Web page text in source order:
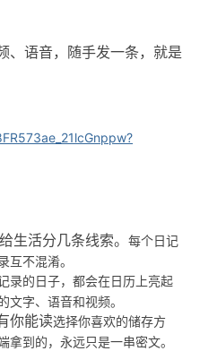
、语音，随手发一条，就是
生活分几条线索。 每个日记
互不混淆。
录的日子，都会在日历上亮起
文字、语音和视频。
你能读选择你喜欢的储存方
到的，永远只是一串密文。